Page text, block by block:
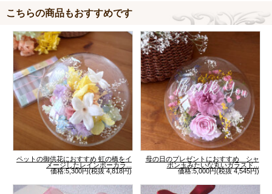
こちらの商品もおすすめです
ペットの御供花におすすめ 虹の橋をイ
メージしたレインボーカラ...
価格:5,300円(税抜 4,818円)
母の日のプレゼントにおすすめ シャ
ボン玉みたいな丸いガラスド...
価格:5,000円(税抜 4,545円)